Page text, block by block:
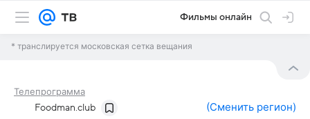
Фильмы онлайн
* транслируется московская сетка вещания
Телепрограмма
Foodman.club (Сменить регион)